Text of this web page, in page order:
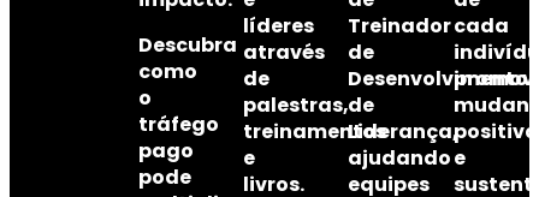
Descubra
como
o
tráfego
pago
pode
líderes
através
de
palestras,
treinamentos
e
livros.
Treinador
de
Desenvolvimento
de
Liderança,
ajudando
equipes
cada
e